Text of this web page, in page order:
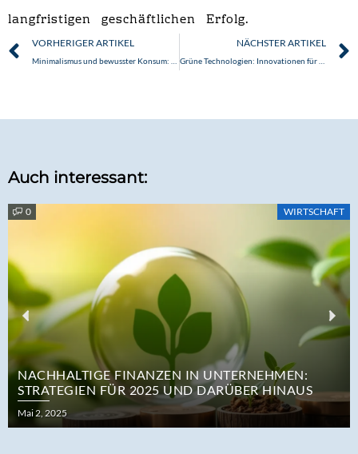
langfristigen geschäftlichen Erfolg.
Zurück
VORHERIGER ARTIKEL NÄCHSTER ARTIKEL
Auch interessant:
0 WIRTSCHAFT
NACHHALTIGE FINANZEN IN UNTERNEHMEN:
STRATEGIEN FÜR 2025 UND DARÜBER HINAUS
Posted
on
Mai 2, 2025
Previous